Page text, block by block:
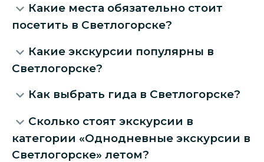
Какие места обязательно стоит
посетить в Светлогорске?
Какие экскурсии популярны в
Светлогорске?
Как выбрать гида в Светлогорске?
Сколько стоят экскурсии в
категории «Однодневные экскурсии в
Светлогорске» летом?